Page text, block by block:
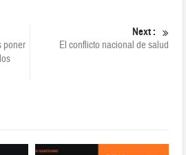
poner
Next :
El conflicto nacional de salud